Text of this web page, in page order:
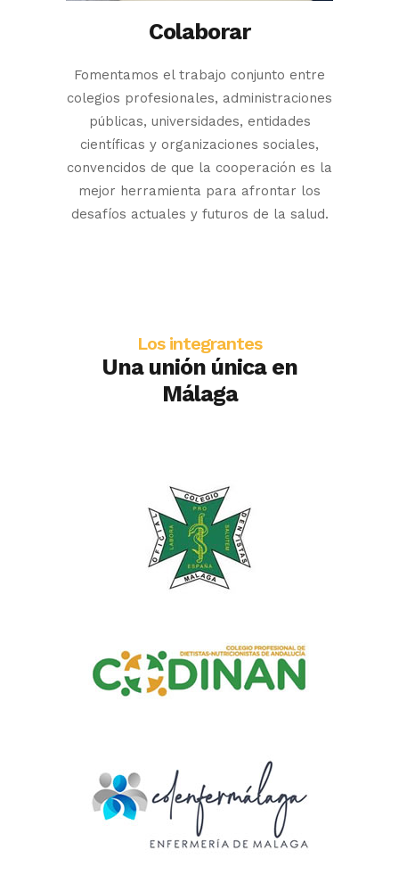
Colaborar
Fomentamos el trabajo conjunto entre
colegios profesionales, administraciones
públicas, universidades, entidades
científicas y organizaciones sociales,
convencidos de que la cooperación es la
mejor herramienta para afrontar los
desafíos actuales y futuros de la salud.
Los integrantes
Una unión única en
Málaga